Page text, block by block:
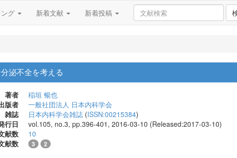
グ 新着文献 新着投稿
泌不全を考える
著者
稲垣 暢也
版者
一般社団法人 日本内科学会
雑誌
日本内科学会雑誌 (ISSN:00215384)
行日
vol.105, no.3, pp.396-401, 2016-03-10 (Released:2017-03-10)
献数
10
献数
3 2